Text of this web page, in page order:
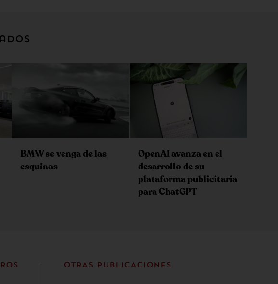
BMW se venga de las
esquinas
OpenAI avanza en el
desarrollo de su
plataforma publicitaria
para ChatGPT
OTRAS PUBLICACIONES